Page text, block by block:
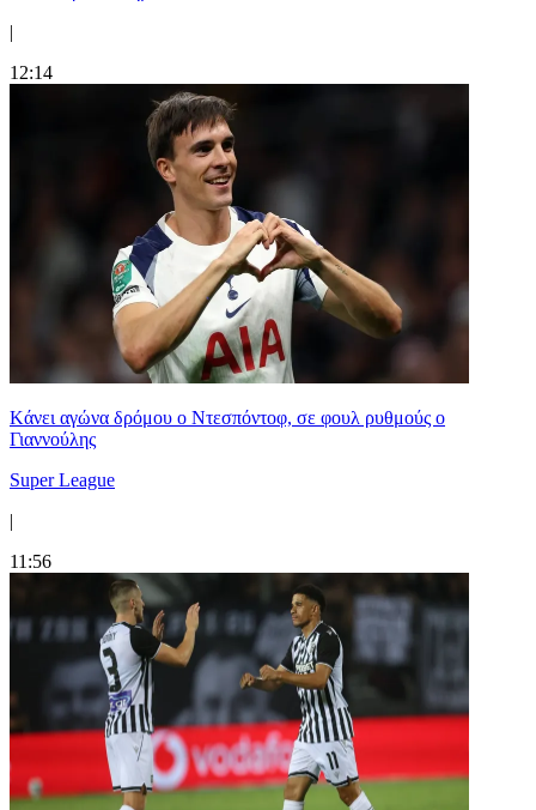
|
12:14
Kάνει αγώνα δρόμου ο Ντεσπόντοφ, σε φουλ ρυθμούς ο
Γιαννούλης
Super League
|
11:56